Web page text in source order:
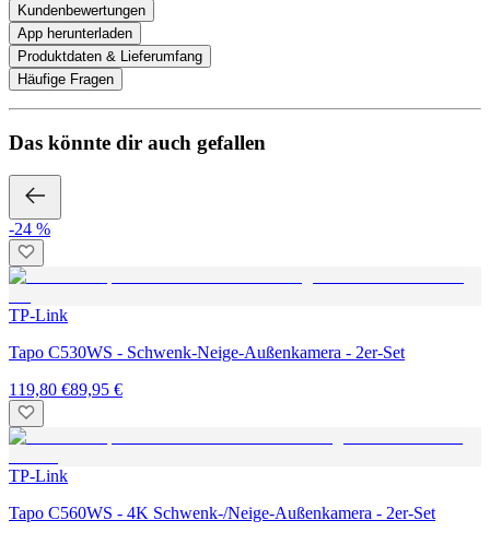
Kundenbewertungen
App herunterladen
Produktdaten & Lieferumfang
Häufige Fragen
Das könnte dir auch gefallen
-24 %
TP-Link
Tapo C530WS - Schwenk-Neige-Außenkamera - 2er-Set
119,80 €89,95 €
TP-Link
Tapo C560WS - 4K Schwenk-/Neige-Außenkamera - 2er-Set